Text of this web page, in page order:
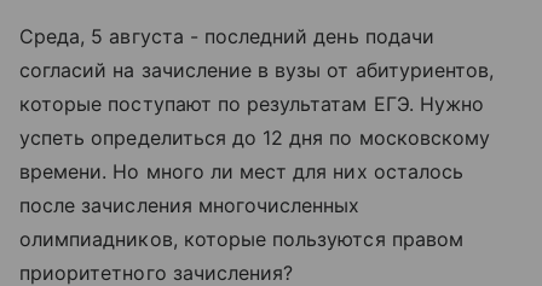
Среда, 5 августа - последний день подачи
согласий на зачисление в вузы от абитуриентов,
которые поступают по результатам ЕГЭ. Нужно
успеть определиться до 12 дня по московскому
времени. Но много ли мест для них осталось
после зачисления многочисленных
олимпиадников, которые пользуются правом
приоритетного зачисления?